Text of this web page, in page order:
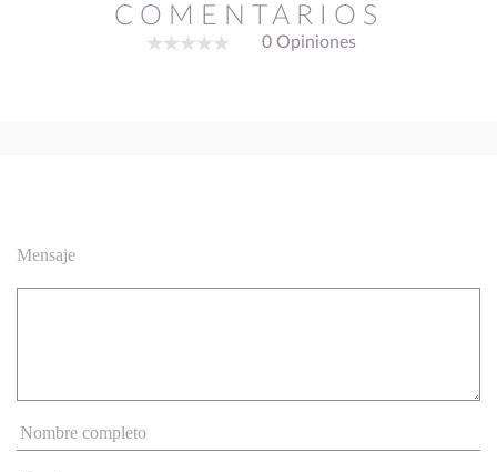
COMENTARIOS
0 Opiniones
Mensaje